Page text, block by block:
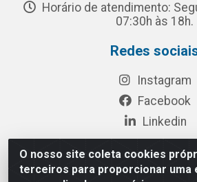
O nosso site coleta cookies
terceiros para proporcionar uma
Horário de atendimento:
07:30h às 18h.
Redes
Instagram
Facebook
Linkedin
Rua Chipuê, 117 - S. Miguel Paulista